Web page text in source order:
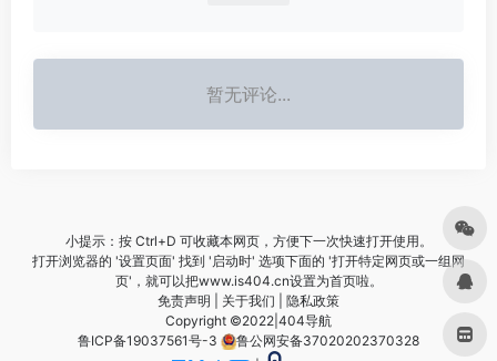
暂无评论...
小提示：按 Ctrl+D 可收藏本网页，方便下一次快速打开使用。
打开浏览器的 '设置页面' 找到 '启动时' 选项下面的 '打开特定网页或一组网
页'，就可以把www.is404.cn设置为首页啦。
免责声明
关于我们
隐私政策
Copyright ©2022| 404导航
鲁ICP备19037561号-3
鲁公网安备37020202370328